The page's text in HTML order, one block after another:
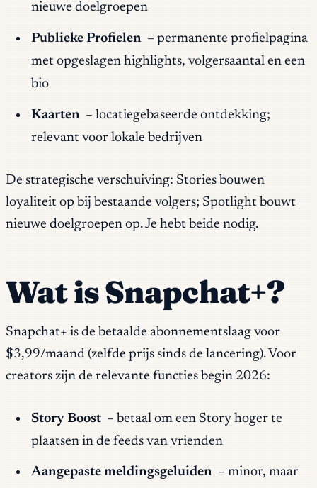
nieuwe doelgroepen
Publieke Profielen – permanente profielpagina
met opgeslagen highlights, volgersaantal en een
bio
Kaarten – locatiegebaseerde ontdekking;
relevant voor lokale bedrijven
De strategische verschuiving: Stories bouwen
loyaliteit op bij bestaande volgers; Spotlight bouwt
nieuwe doelgroepen op. Je hebt beide nodig.
Wat is Snapchat+?
Snapchat+ is de betaalde abonnementslaag voor
$3,99/maand (zelfde prijs sinds de lancering). Voor
creators zijn de relevante functies begin 2026:
Story Boost – betaal om een Story hoger te
plaatsen in de feeds van vrienden
Aangepaste meldingsgeluiden – minor, maar